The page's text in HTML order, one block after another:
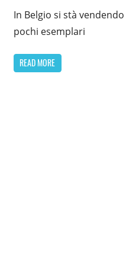
In Belgio si stà
pochi esemplari
READ MORE